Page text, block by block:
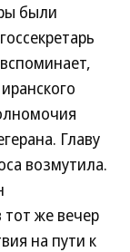
были
Главу
возмутила.
же вечер
на пути к